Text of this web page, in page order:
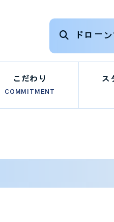
ドロー
こだわり
COMMITMENT
ス